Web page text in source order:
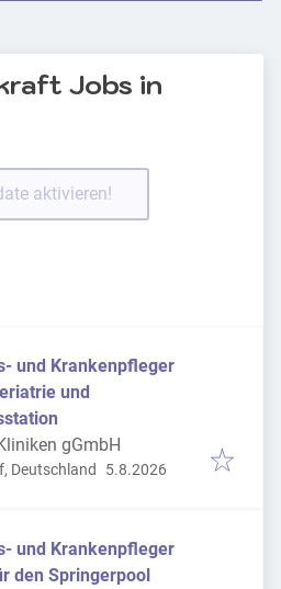
Jobs in
aktivieren!
und Krankenpfleger
und
gGmbH
Deutschland Veröffentlicht
5.8.2026
und Krankenpfleger
d) - für den Springerpool